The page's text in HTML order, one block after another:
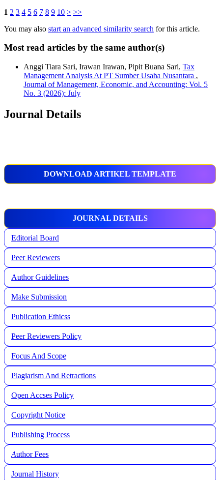
1 2 3 4 5 6 7 8 9 10 > >>
You may also start an advanced similarity search for this article.
Most read articles by the same author(s)
Anggi Tiara Sari, Irawan Irawan, Pipit Buana Sari, Tax
Management Analysis At PT Sumber Usaha Nusantara ,
Journal of Management, Economic, and Accounting: Vol. 5
No. 3 (2026): July
Journal Details
DOWNLOAD ARTIKEL TEMPLATE
JOURNAL DETAILS
Editorial Board
Peer Reviewers
Author Guidelines
Make Submission
Publication Ethicss
Peer Reviewers Policy
Focus And Scope
Plagiarism And Retractions
Open Accses Policy
Copyright Notice
Publishing Process
Author Fees
Journal History